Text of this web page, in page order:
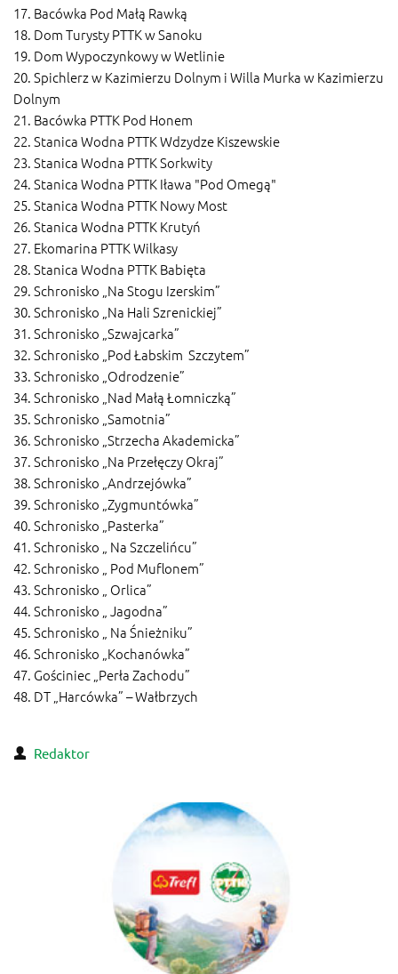
17. Bacówka Pod Małą Rawką
18. Dom Turysty PTTK w Sanoku
19. Dom Wypoczynkowy w Wetlinie
20. Spichlerz w Kazimierzu Dolnym i Willa Murka w Kazimierzu
Dolnym
21. Bacówka PTTK Pod Honem
22. Stanica Wodna PTTK Wdzydze Kiszewskie
23. Stanica Wodna PTTK Sorkwity
24. Stanica Wodna PTTK Iława "Pod Omegą"
25. Stanica Wodna PTTK Nowy Most
26. Stanica Wodna PTTK Krutyń
27. Ekomarina PTTK Wilkasy
28. Stanica Wodna PTTK Babięta
29. Schronisko „Na Stogu Izerskim”
30. Schronisko „Na Hali Szrenickiej”
31. Schronisko „Szwajcarka”
32. Schronisko „Pod Łabskim Szczytem”
33. Schronisko „Odrodzenie”
34. Schronisko „Nad Małą Łomniczką”
35. Schronisko „Samotnia”
36. Schronisko „Strzecha Akademicka”
37. Schronisko „Na Przełęczy Okraj”
38. Schronisko „Andrzejówka”
39. Schronisko „Zygmuntówka”
40. Schronisko „Pasterka”
41. Schronisko „ Na Szczelińcu”
42. Schronisko „ Pod Muflonem”
43. Schronisko „ Orlica”
44. Schronisko „ Jagodna”
45. Schronisko „ Na Śnieżniku”
46. Schronisko „Kochanówka”
47. Gościniec „Perła Zachodu”
48. DT „Harcówka” – Wałbrzych
Redaktor